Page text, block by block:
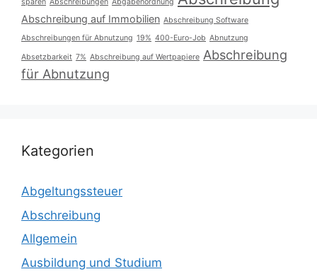
Abschreibung auf Immobilien Abschreibung Software
Abschreibungen für Abnutzung 19% 400-Euro-Job Abnutzung
Absetzbarkeit 7% Abschreibung auf Wertpapiere Abschreibung
für Abnutzung
Kategorien
Abgeltungssteuer
Abschreibung
Allgemein
Ausbildung und Studium